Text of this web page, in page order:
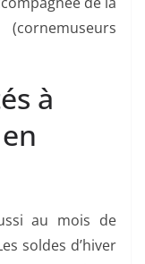
à
au mois de
soldes d’hiver